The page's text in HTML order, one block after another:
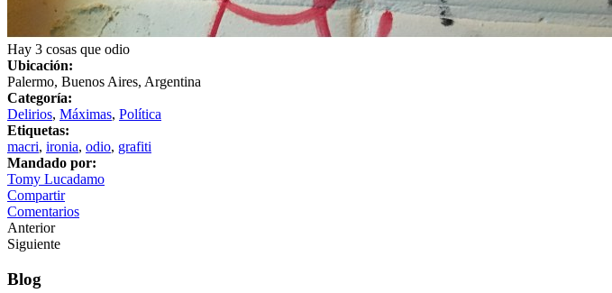
Hay 3 cosas que odio
Ubicación:
Palermo, Buenos Aires, Argentina
Categoría:
Delirios, Máximas, Política
Etiquetas:
macri, ironia, odio, grafiti
Mandado por:
Tomy Lucadamo
Compartir
Comentarios
Anterior
Siguiente
Blog